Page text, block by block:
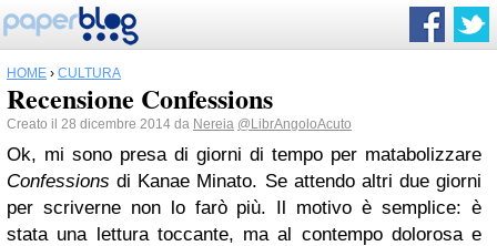
HOME › CULTURA
Recensione Confessions
Creato il 28 dicembre 2014 da Nereia @LibrAngoloAcuto
Ok, mi sono presa di giorni di tempo per matabolizzare
Confessions di Kanae Minato. Se attendo altri due giorni
per scriverne non lo farò più. Il motivo è semplice: è
stata una lettura toccante, ma al contempo dolorosa e